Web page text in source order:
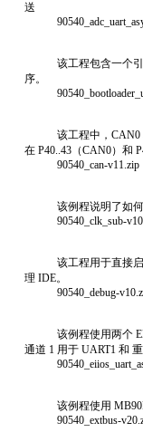
送
该工程包含一个引导
序。
该工程中，CAN0 和
在 P40..43（CAN0）和
90540_can-v11.zip
该例程说明了如何从
90540_clk_sub-
该工程用于直接启动
理 IDE。
90540_debug-
该例程使用两个
通道 1 用于 UART1 和 重
该例程使用
90540_extbus-